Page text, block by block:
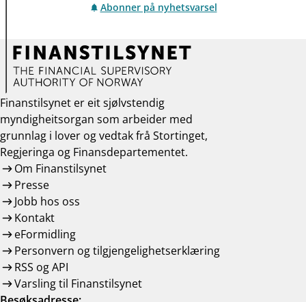
Abonner på nyhetsvarsel
Finanstilsynet er eit sjølvstendig
myndigheitsorgan som arbeider med
grunnlag i lover og vedtak frå Stortinget,
Regjeringa og Finansdepartementet.
Om Finanstilsynet
Presse
Jobb hos oss
Kontakt
eFormidling
Personvern og tilgjengelighetserklæring
RSS og API
Varsling til Finanstilsynet